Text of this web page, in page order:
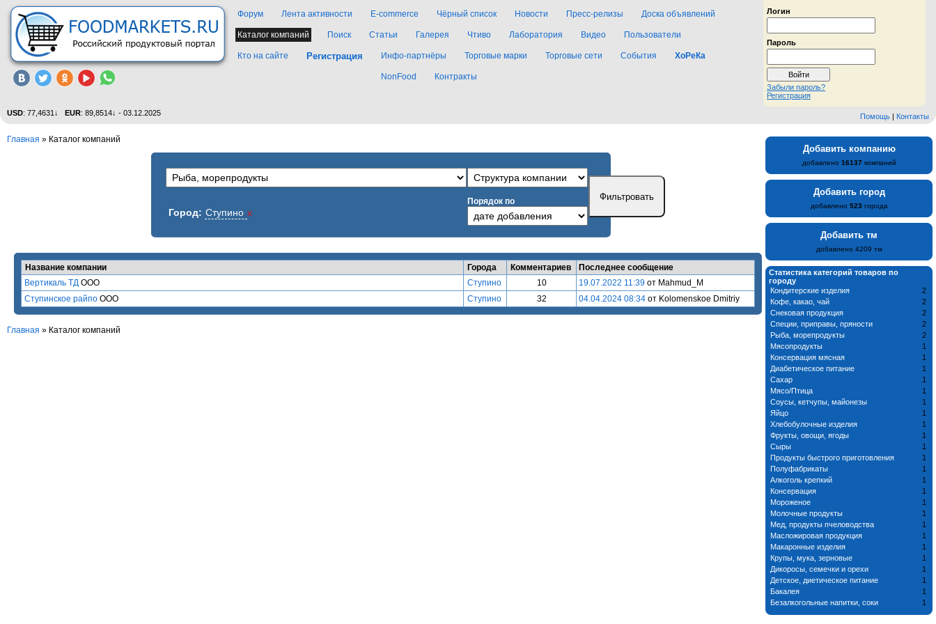
Логин
Пароль
Забыли пароль?
Регистрация
Форум Лента активности E-commerce Чёрный список Новости Пресс-релизы Доска объявлений
Каталог компаний Поиск Статьи Галерея Чтиво Лаборатория Видео Пользователи
Кто на сайте Регистрация Инфо-партнёры Торговые марки Торговые сети События ХоРеКа
NonFood Контракты
Помощь | Контакты
USD: 77,4631↓ EUR: 89,8514↓ - 03.12.2025
Главная » Каталог компаний
Город: Ступино x
Порядок по
Название компании Города Комментариев
Последнее сообщение
Вертикаль ТД ООО Ступино 10 19.07.2022 11:39 от Mahmud_M
Ступинское райпо ООО Ступино 32 04.04.2024 08:34 от Kolomenskoe Dmitriy
Главная » Каталог компаний
Добавить компанию
добавлено 16137 компаний
Добавить город
добавлено 523 города
Добавить тм
добавлено 4209 тм
Статистика категорий товаров по
городу
Кондитерские изделия
2
Кофе, какао, чай
2
Снековая продукция
2
Специи, приправы, пряности
2
Рыба, морепродукты
2
Мясопродукты
1
Консервация мясная
1
Диабетическое питание
1
Сахар
1
Мясо/Птица
1
Соусы, кетчупы, майонезы
1
Яйцо
1
Хлебобулочные изделия
1
Фрукты, овощи, ягоды
1
Сыры
1
Продукты быстрого приготовления
1
Полуфабрикаты
1
Алкоголь крепкий
1
Консервация
1
Мороженое
1
Молочные продукты
1
Мед, продукты пчеловодства
1
Масложировая продукция
1
Макаронные изделия
1
Крупы, мука, зерновые
1
Дикоросы, семечки и орехи
1
Детское, диетическое питание
1
Бакалея
1
Безалкогольные напитки, соки
1